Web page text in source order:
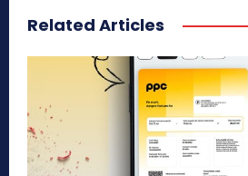
Related Articles